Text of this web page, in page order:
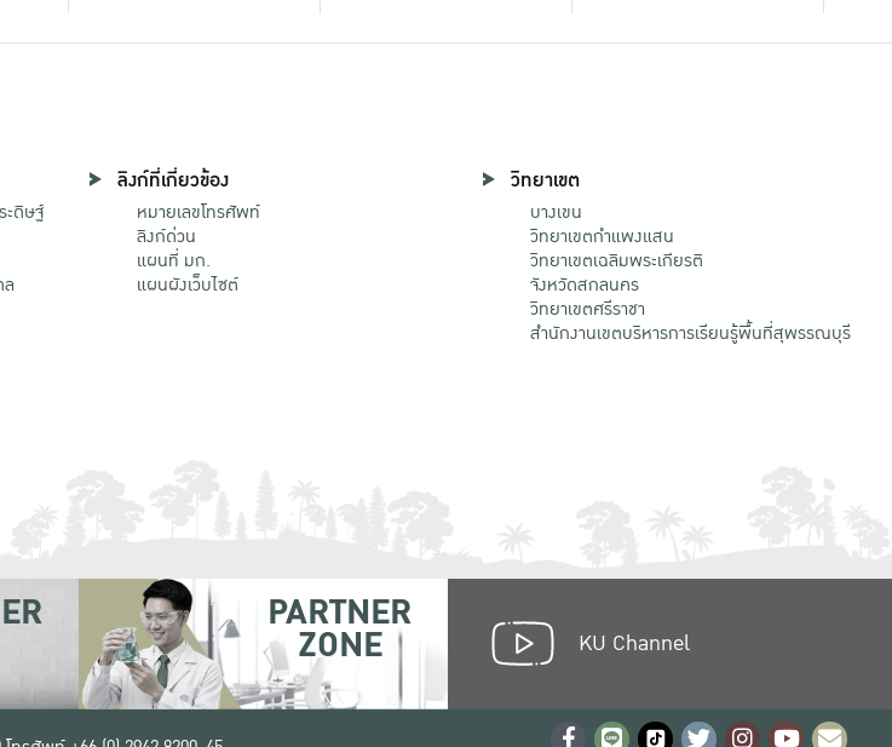
ดิษฐ์
ลิงก์ที่เกี่ยวข้อง
หมายเลขโทรศัพท์
ลิงก์ด่วน
แผนที่ มก.
แผนผังเว็บไซต์
วิทยาเขต
บางเขน
วิทยาเขตกําแพงแสน
วิทยาเขตเฉลิมพระเกียรติ
จังหวัดสกลนคร
วิทยาเขตศรีราชา
สำนักงานเขตบริหารการเรียนรู้พื้นที่สุพรรณบุรี
PARTNER
ZONE KU Channel